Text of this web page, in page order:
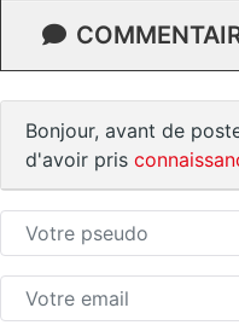
Bonjour, avant de
d'avoir pris